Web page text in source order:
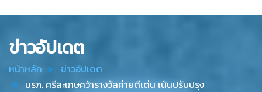
Thai
ข่าวอัปเดต
หน้าหลัก
ข่าวอัปเดต
มรภ. ศรีสะเกษคว้ารางวัลค่ายดีเด่น เน้นปรับปรุง